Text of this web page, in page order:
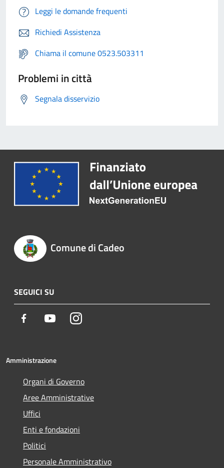
Leggi le domande frequenti
Richiedi Assistenza
Chiama il comune 0523.503311
Problemi in città
Segnala disservizio
Comune di Cadeo
SEGUICI SU
Facebook YoutubeInstagram
Amministrazione
Organi di Governo
Aree Amministrative
Uffici
Enti e fondazioni
Politici
Personale Amministrativo